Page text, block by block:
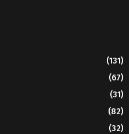
(131)
(67)
(31)
(82)
(32)